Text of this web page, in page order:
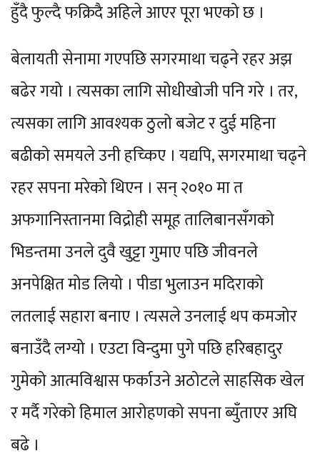
हुँदै फुल्दै फक्रिदै अहिले आएर पूरा भएको छ ।
बेलायती सेनामा गएपछि सगरमाथा चढ्ने रहर अझ
बढेर गयो । त्यसका लागि सोधीखोजी पनि गरे । तर,
त्यसका लागि आवश्यक ठुलो बजेट र दुई महिना
बढीको समयले उनी हच्किए । यद्यपि, सगरमाथा चढ्ने
रहर सपना मरेको थिएन । सन् २०१० मा त
अफगानिस्तानमा विद्रोही समूह तालिबानसँगको
भिडन्तमा उनले दुवै खुट्टा गुमाए पछि जीवनले
अनपेक्षित मोड लियो । पीडा भुलाउन मदिराको
लतलाई सहारा बनाए । त्यसले उनलाई थप कमजोर
बनाउँदै लग्यो । एउटा विन्दुमा पुगे पछि हरिबहादुर
गुमेको आत्मविश्वास फर्काउने अठोटले साहसिक खेल
र मर्दै गरेको हिमाल आरोहणको सपना ब्युँताएर अघि
बढे ।